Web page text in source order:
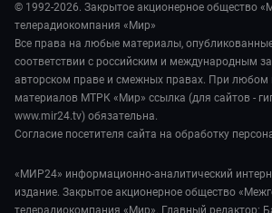
© 1992-2026. Закрытое акционерное общество
телерадиокомпания «Мир»
Все права на любые материалы,
соответствии с российским и международным
авторском праве и смежных правах. При любом
материалов МТРК «Мир» ссылка (для сайтов -
www.mir24.tv) обязательна.
Согласие посетителя сайта на обработку
«МИР24» информационно-аналитический
издание. Закрытое акционерное общество
телерадиокомпания «Мир». Главный редактор: